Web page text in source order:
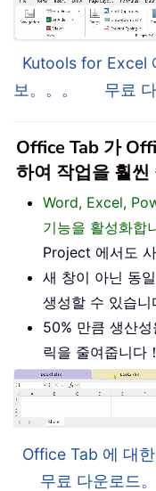
Kutools for Excel
보。。。
무료
Office Tab 가
하여 작업을 훨
Word, Excel,
기능을 활성화합
Project 에서도 사
새 창이 아닌 동
생성할 수 있습니
50% 만큼 생산
릭을 줄여줍니다！
Office Tab 에 대
무료 다운로드。